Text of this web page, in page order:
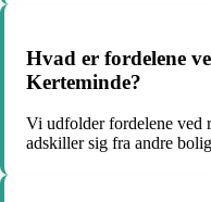
Hvad er fordelene
Kerteminde?
Vi udfolder fordelene ved
adskiller sig fra andre